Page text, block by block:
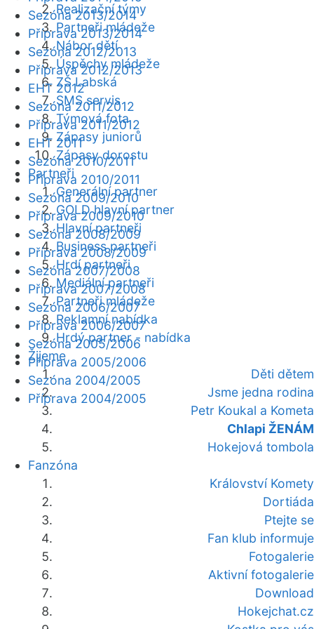
Realizační týmy
Partneři mládeže
Nábor dětí
Úspěchy mládeže
ZŠ Labská
SMS servis
Týmová fota
Zápasy juniorů
Zápasy dorostu
Partneři
Generální partner
GOLD hlavní partner
Hlavní partneři
Business partneři
Hrdí partneři
Mediální partneři
Partneři mládeže
Reklamní nabídka
Hrdý partner - nabídka
Žijeme
Děti dětem
Jsme jedna rodina
Petr Koukal a Kometa
Chlapi ŽENÁM
Hokejová tombola
Fanzóna
Království Komety
Dortiáda
Ptejte se
Fan klub informuje
Fotogalerie
Aktivní fotogalerie
Download
Hokejchat.cz
Sezóna 2013/2014
Příprava 2013/2014
Sezóna 2012/2013
Příprava 2012/2013
EHT 2012
Sezóna 2011/2012
Příprava 2011/2012
EHT 2011
Sezóna 2010/2011
Příprava 2010/2011
Sezóna 2009/2010
Příprava 2009/2010
Sezóna 2008/2009
Příprava 2008/2009
Sezóna 2007/2008
Příprava 2007/2008
Sezóna 2006/2007
Příprava 2006/2007
Sezóna 2005/2006
Příprava 2005/2006
Sezóna 2004/2005
Příprava 2004/2005